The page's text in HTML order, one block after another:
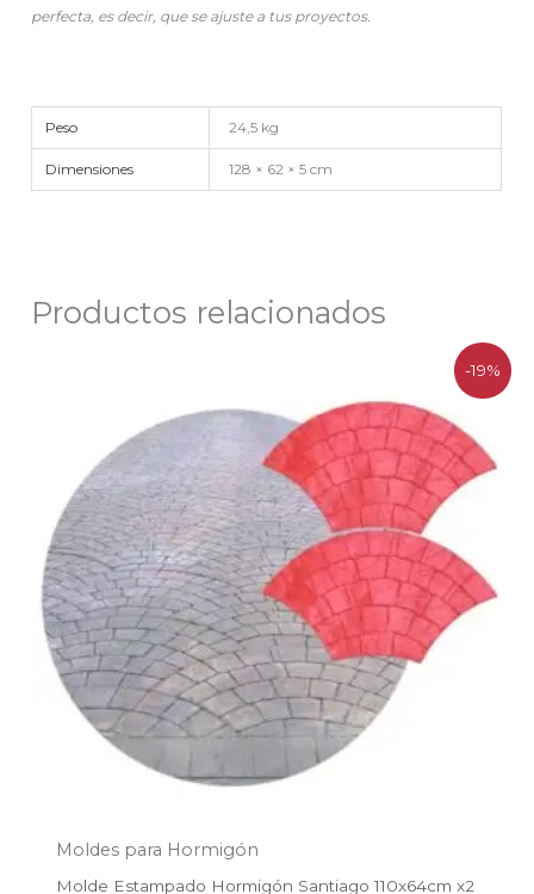
perfecta, es decir, que se ajuste a tus proyectos.
Peso 24,5 kg
Dimensiones 128 × 62 × 5 cm
Productos relacionados
-19%
Moldes para Hormigón
Molde Estampado Hormigón Santiago 110x64cm x2
original
era:
$219.200.
actual
$177.600.